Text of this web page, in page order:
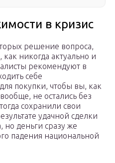
в кризис
решение вопроса,
как никогда актуально и
рекомендуют в
себе
покупки, чтобы вы, как
не остались без
сохранили свои
удачной сделки
но деньги сразу же
падения национальной